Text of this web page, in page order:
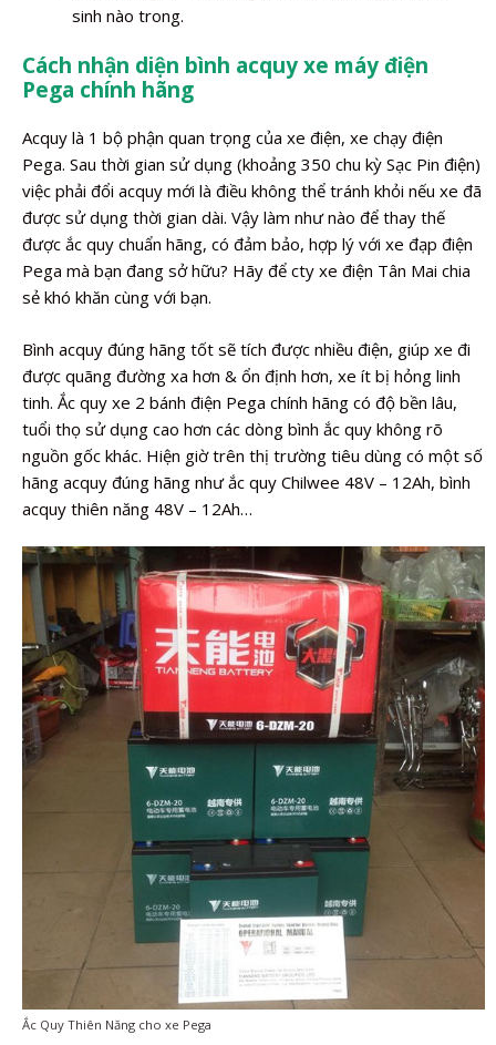
sinh nào trong.
Cách nhận diện bình acquy xe máy điện
Pega chính hãng
Acquy là 1 bộ phận quan trọng của xe điện, xe chạy điện
Pega. Sau thời gian sử dụng (khoảng 350 chu kỳ Sạc Pin điện)
việc phải đổi acquy mới là điều không thể tránh khỏi nếu xe đã
được sử dụng thời gian dài. Vậy làm như nào để thay thế
được ắc quy chuẩn hãng, có đảm bảo, hợp lý với xe đạp điện
Pega mà bạn đang sở hữu? Hãy để cty xe điện Tân Mai chia
sẻ khó khăn cùng với bạn.
Bình acquy đúng hãng tốt sẽ tích được nhiều điện, giúp xe đi
được quãng đường xa hơn & ổn định hơn, xe ít bị hỏng linh
tinh. Ắc quy xe 2 bánh điện Pega chính hãng có độ bền lâu,
tuổi thọ sử dụng cao hơn các dòng bình ắc quy không rõ
nguồn gốc khác. Hiện giờ trên thị trường tiêu dùng có một số
hãng acquy đúng hãng như ắc quy Chilwee 48V – 12Ah, bình
acquy thiên năng 48V – 12Ah…
Ắc Quy Thiên Năng cho xe Pega